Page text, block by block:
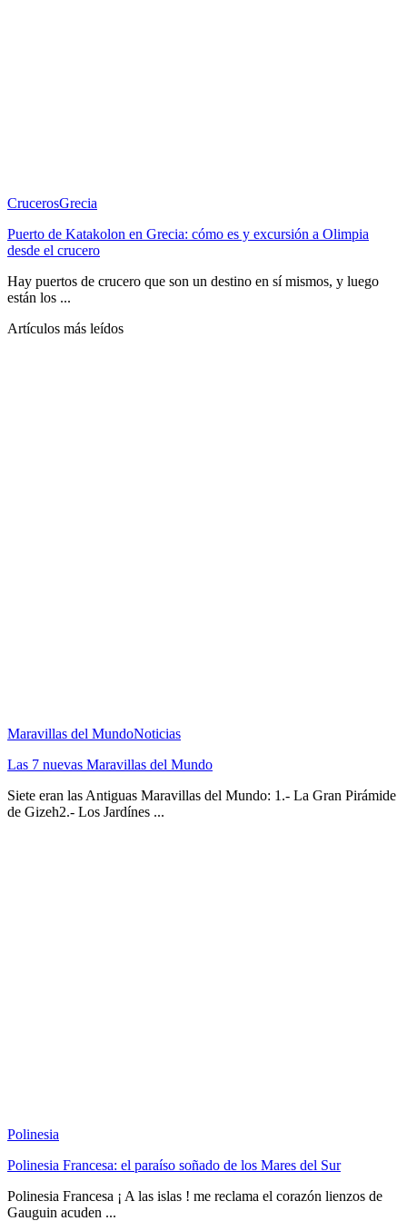
CrucerosGrecia
Puerto de Katakolon en Grecia: cómo es y excursión a Olimpia
desde el crucero
Hay puertos de crucero que son un destino en sí mismos, y luego
están los ...
Artículos más leídos
Maravillas del MundoNoticias
Las 7 nuevas Maravillas del Mundo
Siete eran las Antiguas Maravillas del Mundo: 1.- La Gran Pirámide
de Gizeh2.- Los Jardínes ...
Polinesia
Polinesia Francesa: el paraíso soñado de los Mares del Sur
Polinesia Francesa ¡ A las islas ! me reclama el corazón lienzos de
Gauguin acuden ...